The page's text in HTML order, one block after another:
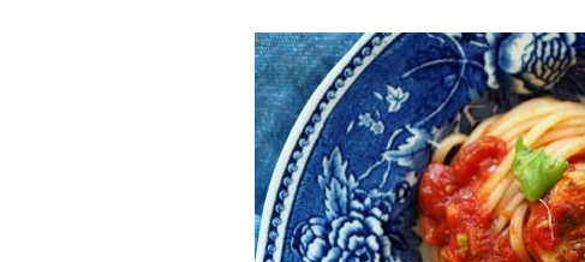
Joulu
Jälkiruokia
Juomia
Kalaruokia